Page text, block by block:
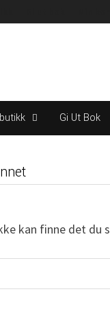
Gi Ut Bok
kan finne det du